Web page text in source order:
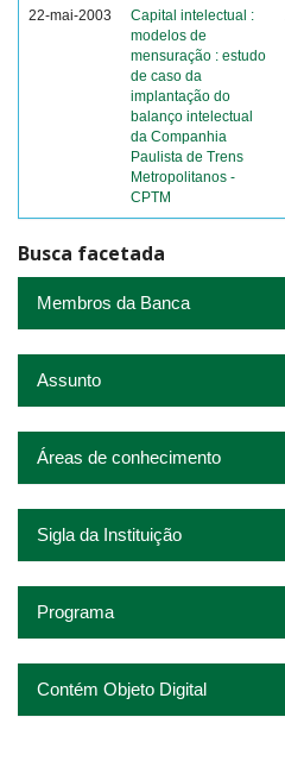
22-mai-2003
Capital intelectual :
modelos de
mensuração : estudo
de caso da
implantação do
balanço intelectual
da Companhia
Paulista de Trens
Metropolitanos -
CPTM
Busca facetada
Membros da Banca
Assunto
Áreas de conhecimento
Sigla da Instituição
Programa
Contém Objeto Digital